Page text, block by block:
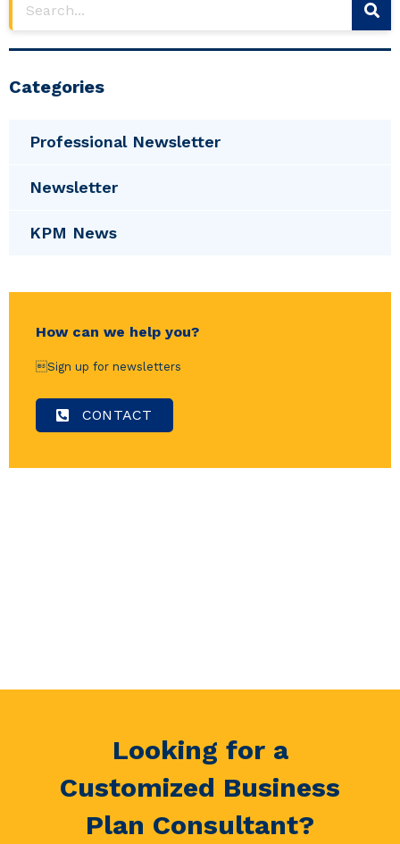
Categories
Professional Newsletter
Newsletter
KPM News
How can we help you?
Sign up for newsletters
CONTACT
Looking for a
Customized Business
Plan Consultant?